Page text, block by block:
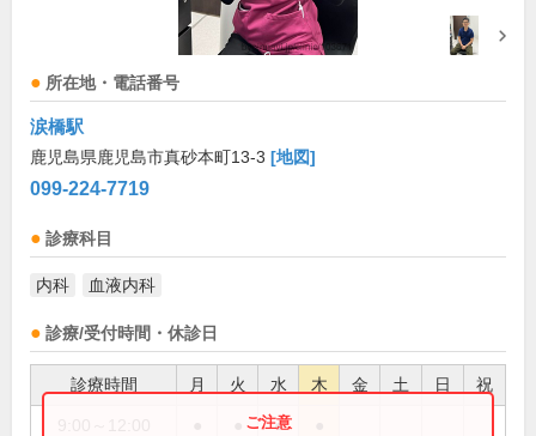
所在地・電話番号
涙橋駅
鹿児島県鹿児島市真砂本町13-3 [地図]
099-224-7719
診療科目
内科 血液内科
診療/受付時間・休診日
診療時間 月 火 水 木 金 土 日 祝
●